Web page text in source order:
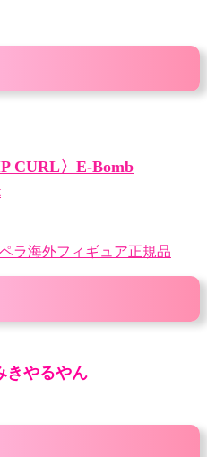
CURL〉E-Bomb
ラ海外フィギュア正規品
きやるやん